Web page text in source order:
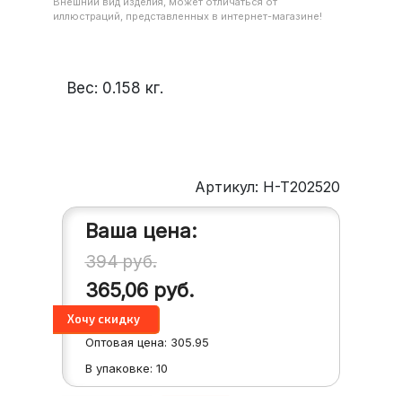
иллюстраций, представленных в интернет-магазине!
Вес: 0.158 кг.
Артикул: H-T202520
Ваша цена:
394руб.
365,06 руб.
Оптовая цена: 305.95
В упаковке: 10